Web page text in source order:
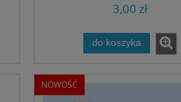
3,00 zł
do koszyka
NOWOŚĆ